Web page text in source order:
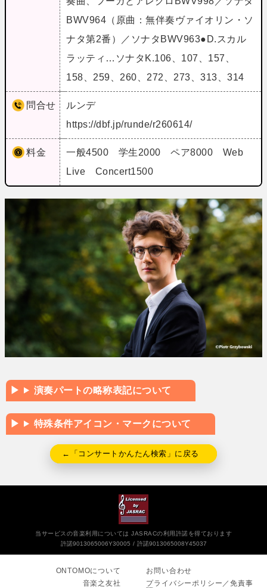
BWV964（原曲：無伴奏ヴァイオリン・ソ
ナタ第2番）／ソナタBWV963●D.スカル
ラッティ…ソナタK.106、107、157、
158、259、260、272、273、313、314
問合せ
ルンデ
https://dbf.jp/runde/r260614/
料金
一般4500 学生2000 ペア8000 Web
Live Concert1500
演奏パートの略称表記について
特殊条件アイコン・マークについて
←「コンサートかんたん検索」に戻る
当サービスの音楽利用については JASRACの利用許諾を得ております
許諾9013065006Y30005
許諾9013065008Y45037
ONTOMOについて
音楽之友社
お問い合わせ
プライバシーポリシー／免責事